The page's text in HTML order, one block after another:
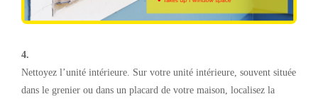
4.
Nettoyez l’unité intérieure. Sur votre unité intérieure, souvent située
dans le grenier ou dans un placard de votre maison, localisez la